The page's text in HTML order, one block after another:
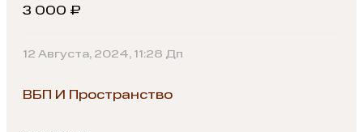
3 000 ₽
12 Августа, 2024, 11:28 Дп
ВБП И Пространство